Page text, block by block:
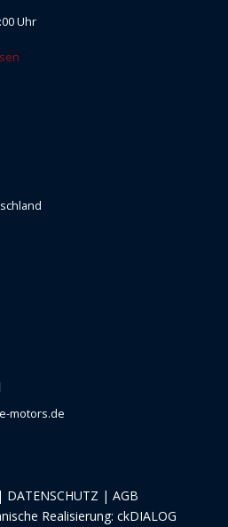
Uhr
motors.de
| DATENSCHUTZ | AGB
Realisierung: ckDIALOG